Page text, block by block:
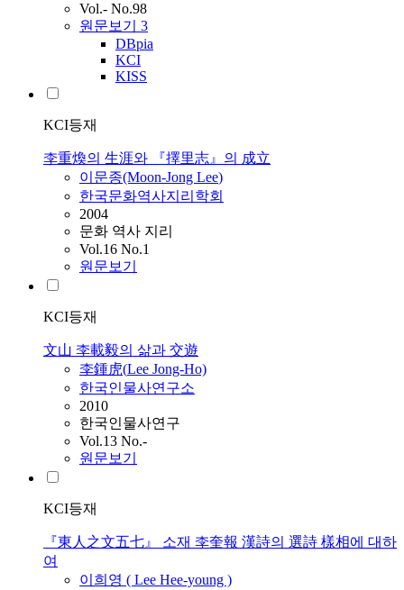
Vol.- No.98
원문보기 3
DBpia
KCI
KISS
KCI등재
李重煥의 生涯와 『擇里志』의 成立
이문종(Moon-Jong Lee)
한국문화역사지리학회
2004
문화 역사 지리
Vol.16 No.1
원문보기
KCI등재
文山 李載毅의 삶과 交遊
李鍾虎(Lee Jong-Ho)
한국인물사연구소
2010
한국인물사연구
Vol.13 No.-
원문보기
KCI등재
『東人之文五七』 소재 李奎報 漢詩의 選詩 樣相에 대하
여
이희영 ( Lee Hee-young )